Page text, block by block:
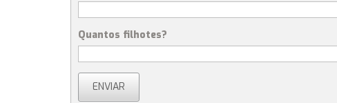
Quantos filhotes?
ENVIAR